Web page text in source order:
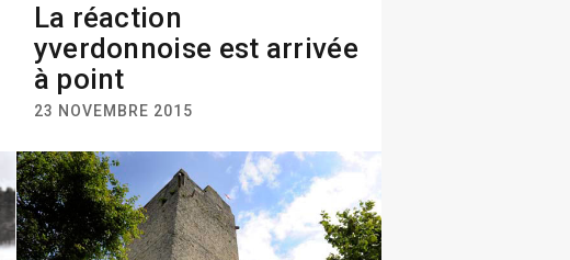
La réaction
yverdonnoise est arrivée
à point
23 NOVEMBRE 2015